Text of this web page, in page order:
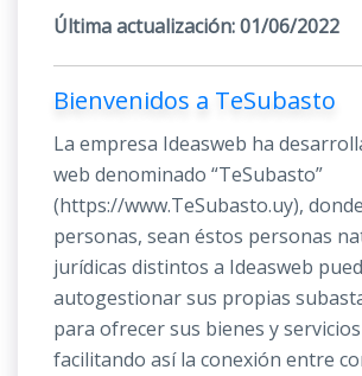
Última actualización: 01/06/2022
Bienvenidos a TeSubasto
La empresa Ideasweb ha
web denominado “TeSubasto”
(https://www.TeSubasto.uy),
personas, sean éstos personas
jurídicas distintos a Ideasweb
autogestionar sus propias
para ofrecer sus bienes y
facilitando así la conexión entre